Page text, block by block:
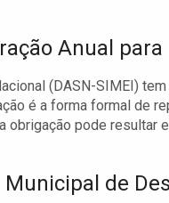
Anual para
(DASN-SIMEI)
é a forma formal de
obrigação pode
Municipal de